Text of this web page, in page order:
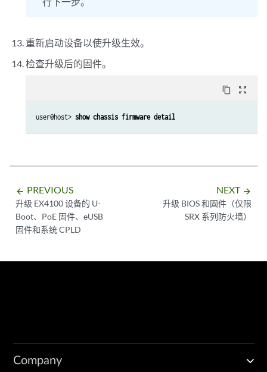
重新启动设备以使升级生效。
检查升级后的固件。
content_copy zoom_out_map
user@host> show chassis firmware detail
arrow_backward PREVIOUS
升级 EX4100 设备的 U-
Boot、PoE 固件、eUSB
固件和系统 CPLD
NEXT arrow_forward
升级 BIOS 和固件（仅限
SRX 系列防火墙）
Company